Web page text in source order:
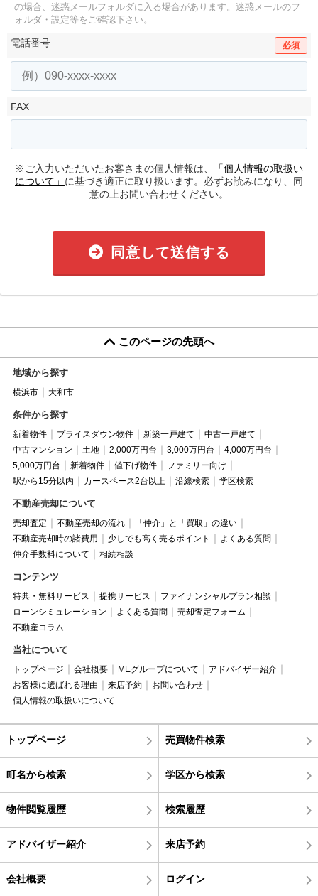
の場合、迷惑メールフォルダに入る場合があります。 迷惑メールのフ
ォルダ・設定等をご確認下さい。
電話番号 必須
FAX
※ご入力いただいたお客さまの個人情報は、
「個人情報の取扱い
について」 に基づき適正に取り扱います。必ずお読みになり、同
意の上お問い合わせください。
同意して送信する
このページの先頭へ
地域から探す
横浜市 大和市
条件から探す
新着物件 プライスダウン物件 新築一戸建て
中古一戸建て
中古マンション
土地 2,000万円台 3,000万円台
4,000万円台
5,000万円台
新着物件 値下げ物件
ファミリー向け
駅から15分以内
カースペース2台以上 沿線検索 学区検索
不動産売却について
売却査定 不動産売却の流れ
「仲介」と「買取」の違い
不動産売却時の諸費用
少しでも高く売るポイント
よくある質問
仲介手数料について
相続相談
コンテンツ
特典・無料サービス 提携サービス
ファイナンシャルプラン相談
ローンシミュレーション
よくある質問
売却査定フォーム
不動産コラム
当社について
トップページ 会社概要 MEグループについて
アドバイザー紹介
お客様に選ばれる理由
来店予約
お問い合わせ
個人情報の取扱いについて
トップページ 売買物件検索
町名から検索 学区から検索
物件閲覧履歴 検索履歴
アドバイザー紹介 来店予約
会社概要 ログイン